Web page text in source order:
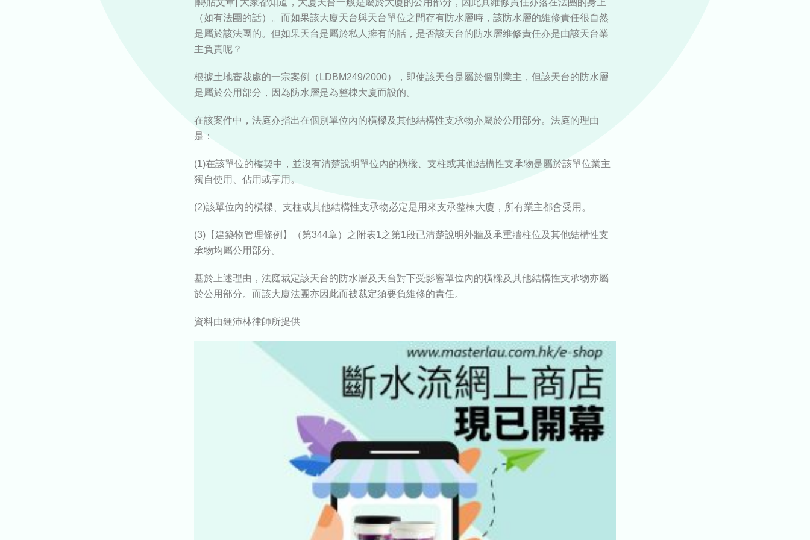
（如有法團的話）。而如果該大廈天台與天台單位之間存有防水層時，該防水層的維修責任很自然
是屬於該法團的。但如果天台是屬於私人擁有的話，是否該天台的防水層維修責任亦是由該天台業
主負責呢？
根據土地審裁處的一宗案例（LDBM249/2000），即使該天台是屬於個別業主，但該天台的防水層
是屬於公用部分，因為防水層是為整棟大廈而設的。
在該案件中，法庭亦指出在個別單位內的橫樑及其他結構性支承物亦屬於公用部分。法庭的理由
是：
(1)在該單位的樓契中，並沒有清楚說明單位內的橫樑、支柱或其他結構性支承物是屬於該單位業主
獨自使用、佔用或享用。
(2)該單位內的橫樑、支柱或其他結構性支承物必定是用來支承整棟大廈，所有業主都會受用。
(3)【建築物管理條例】（第344章）之附表1之第1段已清楚說明外牆及承重牆柱位及其他結構性支
承物均屬公用部分。
基於上述理由，法庭裁定該天台的防水層及天台對下受影響單位內的橫樑及其他結構性支承物亦屬
於公用部分。而該大廈法團亦因此而被裁定須要負維修的責任。
資料由鍾沛林律師所提供